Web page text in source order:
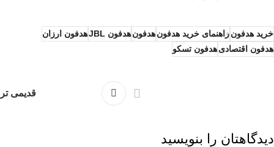
خرید هدفونراهنمای خرید هدفونهدفونهدفون JBL
هدفون ارزان
هدفون اقتصادیهدفون تسکو
قدیمی تر
دیدگاهتان را بنویسید